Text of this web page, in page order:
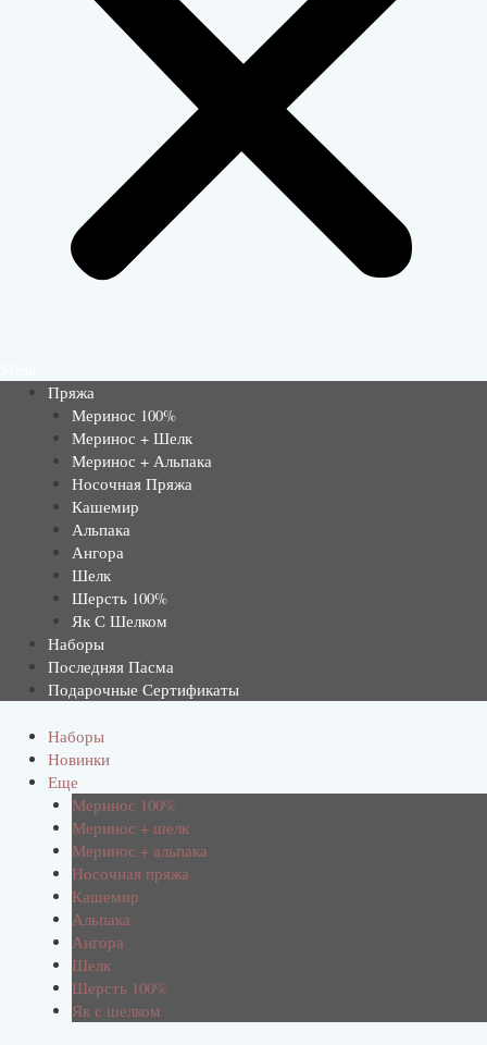
Пряжа
Меринос 100%
Меринос + Шелк
Меринос + Альпака
Носочная Пряжа
Кашемир
Альпака
Ангора
Шелк
Шерсть 100%
Як С Шелком
Наборы
Последняя Пасма
Подарочные Сертификаты
Наборы
Новинки
Еще
Меринос 100%
Меринос + шелк
Меринос + альпака
Носочная пряжа
Кашемир
Альпака
Ангора
Шелк
Шерсть 100%
Як с шелком